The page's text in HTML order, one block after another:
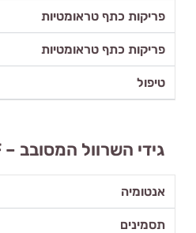
פריקות כתף טראומטיות
פריקות כתף טראומטיות
טיפול
גידי השרוול המסובב – ROTATOR CUFF
אנטומיה
תסמינים